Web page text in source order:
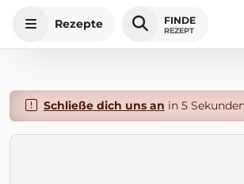
Rezepte FINDE
REZEPT
Schließe dich uns an in 5